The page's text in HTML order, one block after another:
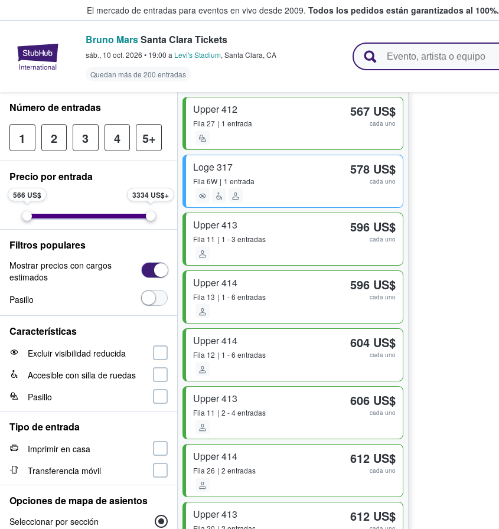
El mercado de entradas para eventos en vivo desde 2009. Todos los pedidos están garantizados al 100%.
StubHub: compra y venta de entradas entre fans
Bruno MarsSanta Clara Tickets
sáb., 10 oct. 2026 • 19:00 a Levi's Stadium, Santa Clara, CA
Quedan más de 200 entradas
Upper 412
Fila 27 1 entrada
567 US$
cada uno
Loge 317
Fila 6W 1 entrada
578 US$
cada uno
Upper 413
Fila 11 1 - 3 entradas
596 US$
cada uno
Upper 414
Fila 13 1 - 6 entradas
596 US$
cada uno
Upper 414
Fila 12 1 - 6 entradas
604 US$
cada uno
Upper 413
Fila 11 2 - 4 entradas
606 US$
cada uno
Upper 414
Fila 26 2 entradas
612 US$
cada uno
Upper 413 612 US$
Número de entradas
1 2 3 4 5+
Precio por entrada
566 US$ 3334 US$
Filtros populares
Mostrar precios con cargos
estimados
Pasillo
Características
Excluir visibilidad reducida
Accesible con silla de ruedas
Pasillo
Tipo de entrada
Imprimir en casa
Transferencia móvil
Opciones de mapa de asientos
Seleccionar por sección